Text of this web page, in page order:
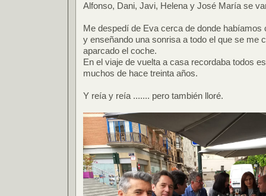
Alfonso, Dani, Javi, Helena y José María se
Me despedí de Eva cerca de donde habíamos
y enseñando una sonrisa a todo el que se me
aparcado el coche.
En el viaje de vuelta a casa recordaba todos
muchos de hace treinta años.
Y reía y reía ....... pero también lloré.